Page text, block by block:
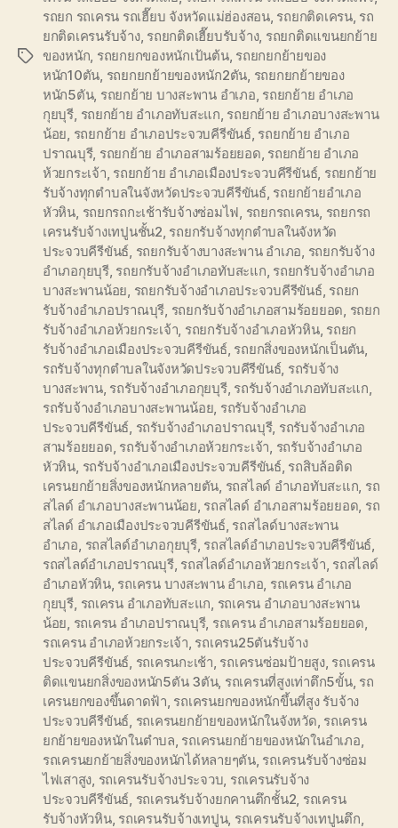
Tags
รถยก รถเครน รถเฮี๊ยบ จังหวัดแม่ฮ่องสอน, รถยกติดเครน, รถ
ยกติดเครนรับจ้าง, รถยกติดเฮี๊ยบรับจ้าง, รถยกติดแขนยกย้าย
ของหนัก รถยกยกของหนักเป้นต้น, รถยกยกย้ายของ
หนัก10ตัน รถยกยกย้ายของหนัก2ตัน รถยกยกย้ายของ
หนัก5ตัน, รถยกย้าย บางสะพาน อำเภอ รถยกย้าย อำเภอ
กุยบุรี รถยกย้าย อำเภอทับสะแก รถยกย้าย อำเภอบางสะพาน
น้อย รถยกย้าย อำเภอประจวบคีรีขันธ์, รถยกย้าย อำเภอ
ปราณบุรี, รถยกย้าย อำเภอสามร้อยยอด รถยกย้าย อำเภอ
ห้วยกระเจ้า รถยกย้าย อำเภอเมืองประจวบคีรีขันธ์, รถยกย้าย
รับจ้างทุกตำบลในจังหวัดประจวบคีรีขันธ์, รถยกย้ายอำเภอ
หัวหิน รถยกรถกะเช้ารับจ้างซ่อมไฟ รถยกรถเครน รถยกรถ
เครนรับจ้างเทปูนชั้น2 รถยกรับจ้างทุกตำบลในจังหวัด
ประจวบคีรีขันธ์ รถยกรับจ้างบางสะพาน อำเภอ รถยกรับจ้าง
อำเภอกุยบุรี, รถยกรับจ้างอำเภอทับสะแก รถยกรับจ้างอำเภอ
บางสะพานน้อย รถยกรับจ้างอำเภอประจวบคีรีขันธ์, รถยก
รับจ้างอำเภอปราณบุรี รถยกรับจ้างอำเภอสามร้อยยอด รถยก
รับจ้างอำเภอห้วยกระเจ้า รถยกรับจ้างอำเภอหัวหิน, รถยก
รับจ้างอำเภอเมืองประจวบคีรีขันธ์, รถยกสิ่งของหนักเป็นตัน
รถรับจ้างทุกตำบลในจังหวัดประจวบคีรีขันธ์, รถรับจ้าง
บางสะพาน, รถรับจ้างอำเภอกุยบุรี, รถรับจ้างอำเภอทับสะแก
รถรับจ้างอำเภอบางสะพานน้อย รถรับจ้างอำเภอ
ประจวบคีรีขันธ์ รถรับจ้างอำเภอปราณบุรี, รถรับจ้างอำเภอ
สามร้อยยอด รถรับจ้างอำเภอห้วยกระเจ้า รถรับจ้างอำเภอ
หัวหิน รถรับจ้างอำเภอเมืองประจวบคีรีขันธ์, รถสิบล้อติด
เครนยกย้ายสิ่งของหนักหลายตัน รถสไลด์ อำเภอทับสะแก รถ
สไลด์ อำเภอบางสะพานน้อย รถสไลด์ อำเภอสามร้อยยอด รถ
สไลด์ อำเภอเมืองประจวบคีรีขันธ์, รถสไลด์บางสะพาน
อำเภอ รถสไลด์อำเภอกุยบุรี, รถสไลด์อำเภอประจวบคีรีขันธ์
รถสไลด์อำเภอปราณบุรี, รถสไลด์อำเภอห้วยกระเจ้า รถสไลด์
อำเภอหัวหิน, รถเครน บางสะพาน อำเภอ รถเครน อำเภอ
กุยบุรี รถเครน อำเภอทับสะแก รถเครน อำเภอบางสะพาน
น้อย รถเครน อำเภอปราณบุรี, รถเครน อำเภอสามร้อยยอด
รถเครน อำเภอห้วยกระเจ้า รถเครน25ตันรับจ้าง
ประจวบคีรีขันธ์ รถเครนกะเช้า รถเครนซ่อมป้ายสูง, รถเครน
ติดแขนยกสิ่งของหนัก5ตัน 3ตัน, รถเครนที่สูงเท่าตึก5ขั้น, รถ
เครนยกของขึ้นดาดฟ้า รถเครนยกของหนักขึ้นที่สูง รับจ้าง
ประจวบคีรีขันธ์ รถเครนยกย้ายของหนักในจังหวัด รถเครน
ยกย้ายของหนักในตำบล รถเครนยกย้ายของหนักในอำเภอ
รถเครนยกย้ายสิ่งของหนักได้หลายๆตัน, รถเครนรับจ้างซ่อม
ไฟเสาสูง รถเครนรับจ้างประจวบ รถเครนรับจ้าง
ประจวบคีรีขันธ์ รถเครนรับจ้างยกคานตึกชั้น2 รถเครน
รับจ้างหัวหิน, รถเครนรับจ้างเทปูน, รถเครนรับจ้างเทปูนตึก